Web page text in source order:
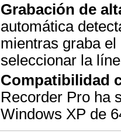
Grabación de
automática
mientras graba
seleccionar la
Compatibilidad
Recorder Pro ha
Windows XP de